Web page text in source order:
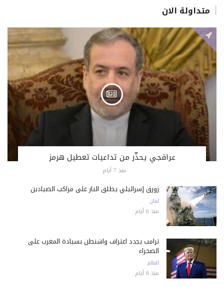
متداولة الان
عراقجي يحذّر من تداعيات تعطيل هرمز
منذ 7 أيام
زورق إسرائيلي يطلق النار على مراكب الصيادين
لبنان
منذ 6 أيام
ترامب يجدد اعتراف واشنطن بسيادة المغرب على
الصحراء
العالم
منذ 6 أيام